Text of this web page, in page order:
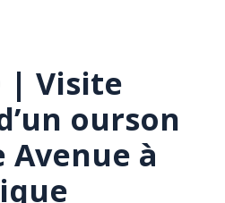
| Visite
ourson
Avenue à